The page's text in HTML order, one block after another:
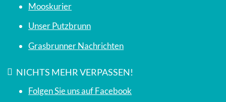
Mooskurier
Unser Putzbrunn
Grasbrunner Nachrichten
NICHTS MEHR VERPASSEN!
Folgen Sie uns auf Facebook